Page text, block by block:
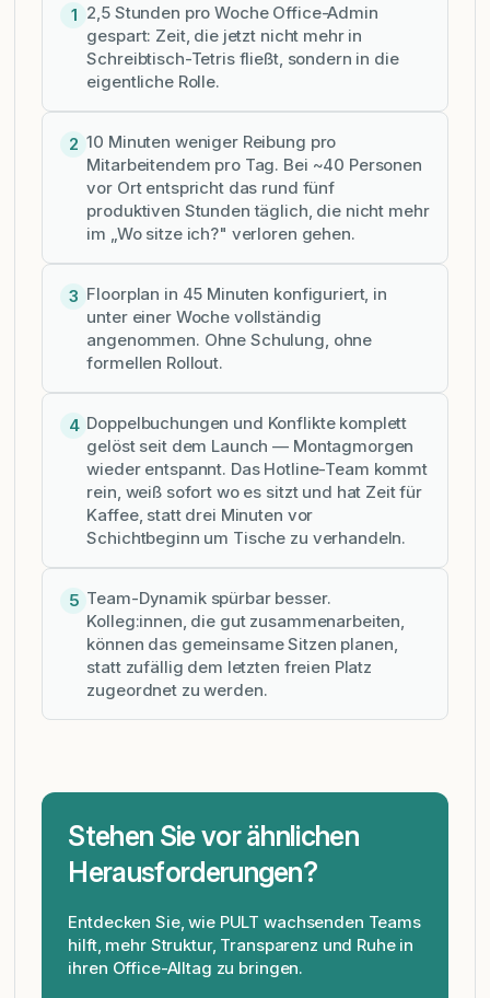
1 2,5 Stunden pro Woche Office-Admin
gespart: Zeit, die jetzt nicht mehr in
Schreibtisch-Tetris fließt, sondern in die
eigentliche Rolle.
2 10 Minuten weniger Reibung pro
Mitarbeitendem pro Tag. Bei ~40 Personen
vor Ort entspricht das rund fünf
produktiven Stunden täglich, die nicht mehr
im „Wo sitze ich?" verloren gehen.
3 Floorplan in 45 Minuten konfiguriert, in
unter einer Woche vollständig
angenommen. Ohne Schulung, ohne
formellen Rollout.
4 Doppelbuchungen und Konflikte komplett
gelöst seit dem Launch — Montagmorgen
wieder entspannt. Das Hotline-Team kommt
rein, weiß sofort wo es sitzt und hat Zeit für
Kaffee, statt drei Minuten vor
Schichtbeginn um Tische zu verhandeln.
5 Team-Dynamik spürbar besser.
Kolleg:innen, die gut zusammenarbeiten,
können das gemeinsame Sitzen planen,
statt zufällig dem letzten freien Platz
zugeordnet zu werden.
Stehen Sie vor ähnlichen
Herausforderungen?
Entdecken Sie, wie PULT wachsenden Teams
hilft, mehr Struktur, Transparenz und Ruhe in
ihren Office-Alltag zu bringen.